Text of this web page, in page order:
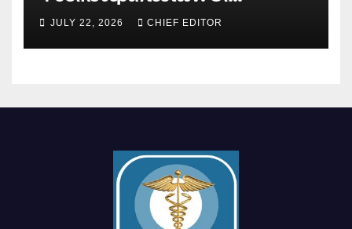
προτάσεις προς τον ΕΟΠΥΥ για
τον περιορισμό του clawback
JULY 22, 2026 CHIEF EDITOR